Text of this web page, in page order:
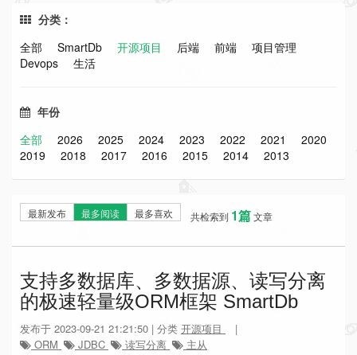
分类：
全部
SmartDb 开源项目 后端 前端
项目管理
Devops
生活
年份
全部
2026 2025 2024 2023 2022 2021
2020
2019
2018 2017 2016 2015 2014 2013
最新发布 最多阅读 最多喜欢 共检索到 1篇文章
支持多数据库、多数据源、读写分离
的极速轻量级ORM框架 SmartDb
发布于 2023-09-21 21:21:50 | 分类 开源项目
|
ORM
JDBC 读写分离 主从